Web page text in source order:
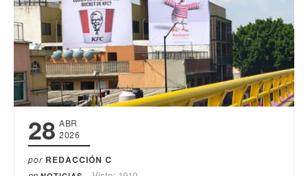
28 ABR
2026
por REDACCIÓN C